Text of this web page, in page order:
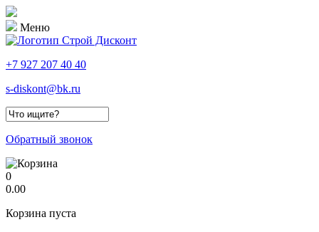
Меню
+7 927 207 40 40
s-diskont@bk.ru
Обратный звонок
0
0.00
Корзина пуста